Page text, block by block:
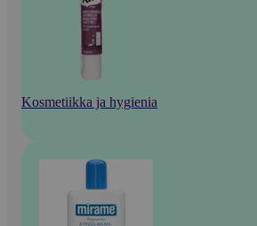
Kosmetiikka ja hygienia